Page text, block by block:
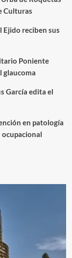
Culturas
Ejido reciben sus
Poniente
glaucoma
García edita el
en patología
ocupacional